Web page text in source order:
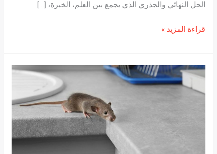
الحل النهائي والجذري الذي يجمع بين العلم، الخبرة، […]
قراءة المزيد »
أقوى
خدمة